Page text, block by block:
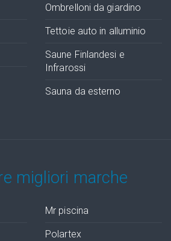
Ombrelloni da giardino
Tettoie auto in alluminio
Saune Finlandesi e
Infrarossi
Sauna da esterno
migliori marche
Mr piscina
Polartex